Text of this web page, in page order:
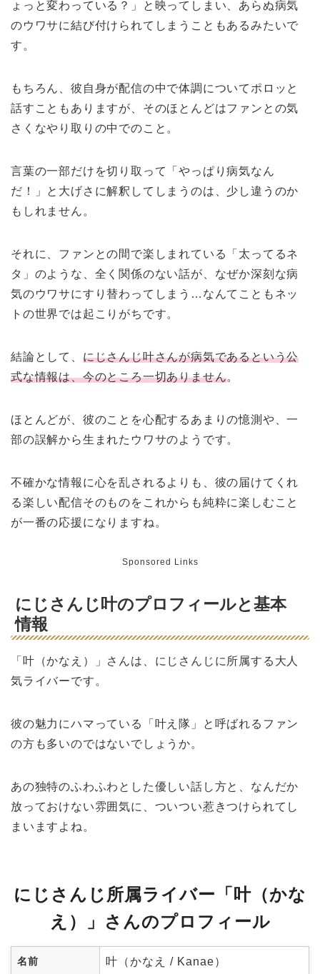
ょっと変わっている？」と映ってしまい、あらぬ病気
のウワサに結び付けられてしまうこともあるみたいで
す。
もちろん、彼自身が配信の中で体調についてポロッと
話すこともありますが、そのほとんどはファンとの気
さくなやり取りの中でのこと。
言葉の一部だけを切り取って「やっぱり病気なん
だ！」と大げさに解釈してしまうのは、少し違うのか
もしれません。
それに、ファンとの間で楽しまれている「太ってるネ
タ」のような、全く関係のない話が、なぜか深刻な病
気のウワサにすり替わってしまう…なんてこともネッ
トの世界では起こりがちです。
結論として、 にじさんじ叶さんが病気であるという公
式な情報は、今のところ一切ありません。
ほとんどが、彼のことを心配するあまりの憶測や、一
部の誤解から生まれたウワサのようです。
不確かな情報に心を乱されるよりも、彼の届けてくれ
る楽しい配信そのものをこれからも純粋に楽しむこと
が一番の応援になりますね。
Sponsored Links
にじさんじ叶のプロフィールと基本
情報
「叶（かなえ）」さんは、にじさんじに所属する大人
気ライバーです。
彼の魅力にハマっている「叶え隊」と呼ばれるファン
の方も多いのではないでしょうか。
あの独特のふわふわとした優しい話し方と、なんだか
放っておけない雰囲気に、ついつい惹きつけられてし
まいますよね。
にじさんじ所属ライバー「叶（かな
え）」さんのプロフィール
名前 叶（かなえ / Kanae）